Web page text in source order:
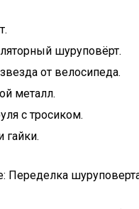
шуруповёрт.
от велосипеда.
металл.
с тросиком.
гайки.
Переделка